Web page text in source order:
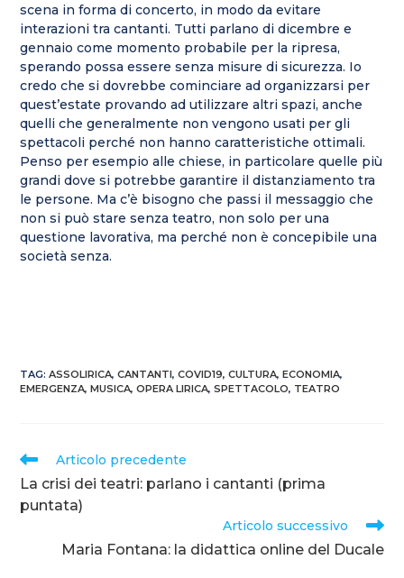
scena in forma di concerto, in modo da evitare
interazioni tra cantanti. Tutti parlano di dicembre e
gennaio come momento probabile per la ripresa,
sperando possa essere senza misure di sicurezza. Io
credo che si dovrebbe cominciare ad organizzarsi per
quest’estate provando ad utilizzare altri spazi, anche
quelli che generalmente non vengono usati per gli
spettacoli perché non hanno caratteristiche ottimali.
Penso per esempio alle chiese, in particolare quelle più
grandi dove si potrebbe garantire il distanziamento tra
le persone. Ma c’è bisogno che passi il messaggio che
non si può stare senza teatro, non solo per una
questione lavorativa, ma perché non è concepibile una
società senza.
TAG:ASSOLIRICA, CANTANTI, COVID19, CULTURA, ECONOMIA,
EMERGENZA, MUSICA, OPERA LIRICA, SPETTACOLO, TEATRO
Articolo precedente
La crisi dei teatri: parlano i cantanti (prima
puntata)
Articolo successivo
Maria Fontana: la didattica online del Ducale